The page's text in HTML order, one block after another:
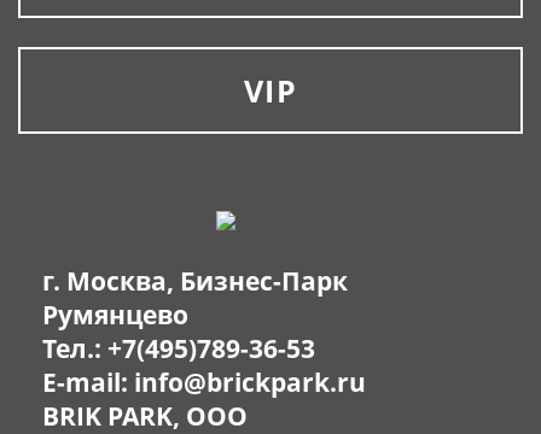
VIP
г. Москва, Бизнес-Парк
Румянцево
Тел.: +7(495)789-36-53
E-mail: info@brickpark.ru
BRIK PARK, OOO